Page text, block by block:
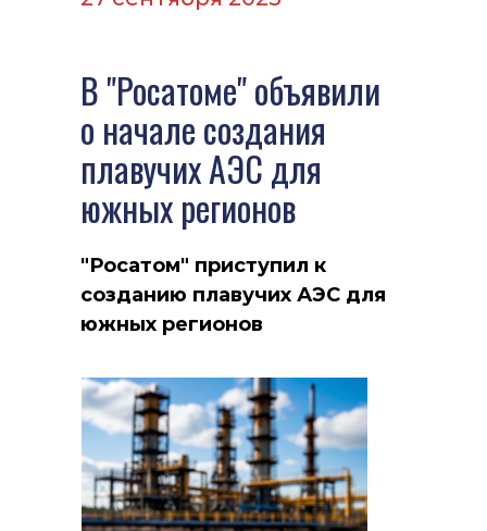
В "Росатоме" объявили
о начале создания
плавучих АЭС для
южных регионов
"Росатом" приступил к
созданию плавучих АЭС для
южных регионов